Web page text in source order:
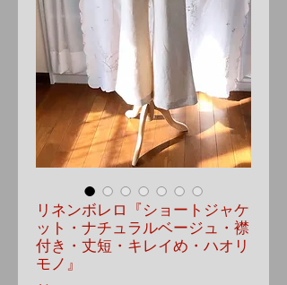
リネンボレロ『ショートジャケ
ット・ナチュラルベージュ・襟
付き・丈短・キレイめ・ハオリ
モノ』